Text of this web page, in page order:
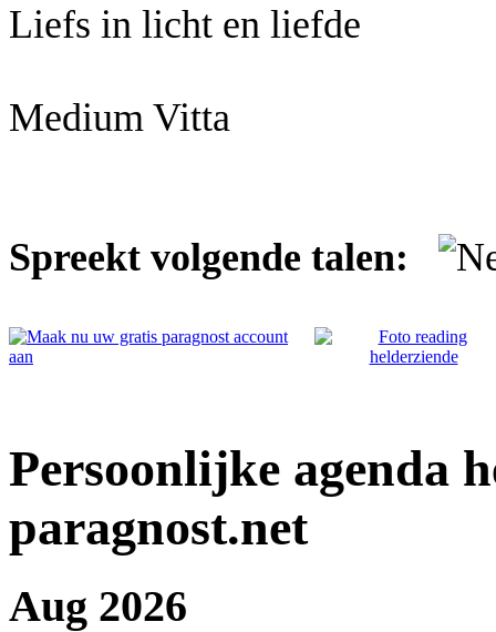
Liefs in licht en liefde
Medium Vitta
Spreekt volgende talen:
Persoonlijke agenda
paragnost.net
Aug 2026